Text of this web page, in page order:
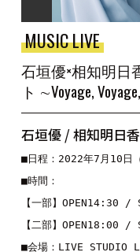
MUSIC LIVE
石垣優×相知明日
ト ∼Voyage,
石垣優 / 相知明日香
■日程：2022年7月10日（
■時間：
【一部】OPEN14:30 /
【二部】OPEN18:00 /
■会場：LIVE STUDIO